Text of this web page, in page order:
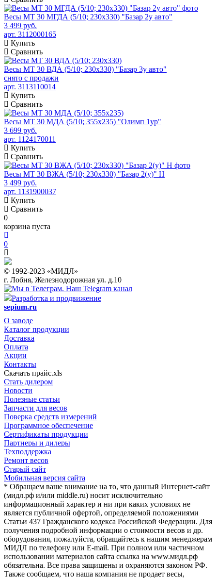
Весы МТ 30 МГДА (5/10; 230х330) "Базар 2у авто"
3 499 руб.
арт. 3112000165
Купить
Сравнить
Весы МТ 30 ВДА (5/10; 230х330) "Базар 3у авто"
снято с продажи
арт. 3113110014
Купить
Сравнить
Весы МТ 30 МДА (5/10; 355х235) "Олимп 1ур"
3 699 руб.
арт. 1124170011
Купить
Сравнить
Весы МТ 30 ВЖА (5/10; 230х330) "Базар 2(у)" Н
3 499 руб.
арт. 1131900037
Купить
Сравнить
0
корзина пуста
0
© 1992-2023 «МИДЛ»
г. Лобня, Железнодорожная ул. д.10
Наш Telegram канал
Разработка и продвижение
sepium.ru
О заводе
Каталог продукции
Доставка
Оплата
Акции
Контакты
Скачать прайс.xls
Стать дилером
Новости
Полезные статьи
Запчасти для весов
Поверка средств измерений
Программное обеспечение
Сертификаты продукции
Партнеры и дилеры
Техподдержка
Ремонт весов
Старый сайт
Мобильная версия сайта
* Обращаем ваше внимание на то, что данный Интернет-сайт
(мидл.рф и/или middle.ru) носит исключительно
информационный характер и ни при каких условиях не
является публичной офертой, определяемой положениями
Статьи 437 Гражданского кодекса Российской Федерации. Для
получения подробной информации о стоимости весов и др.
оборудования, пожалуйста, обращайтесь к нашим менеджерам
МИДЛ по телефону или E-mail. При полном или частичном
использовании материалов сайта ссылка на www.мидл.рф
обязательна. Все права защищены и охраняются законом РФ.
Также сообщаем, что наша компания не продает весы,